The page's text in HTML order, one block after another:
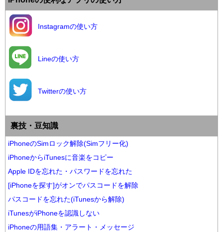
Instagramの使い方
Lineの使い方
Twitterの使い方
裏技・豆知識
iPhoneのSimロック解除(Simフリー化)
iPhoneからiTunesに音楽をコピー
Apple IDを忘れた・パスワードを忘れた
[iPhoneを探す]がオンでパスコードを解除
パスコードを忘れた(iTunesから解除)
iTunesがiPhoneを認識しない
iPhoneの用語集・アラート・メッセージ